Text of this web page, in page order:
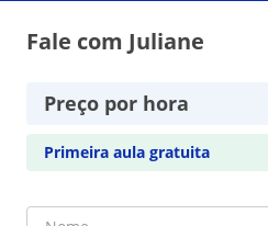
Fale com Juliane
Preço por hora
Primeira aula gratuita